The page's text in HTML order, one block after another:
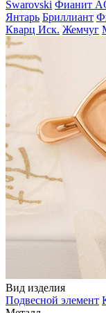
Swarovski Фианит
Янтарь Бриллиант
Кварц Иск. Жемчуг
Вид изделия
Подвесной элемент